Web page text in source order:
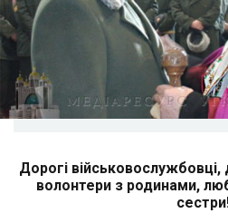
Дорогі військовослужбовці,
волонтери з родинами,